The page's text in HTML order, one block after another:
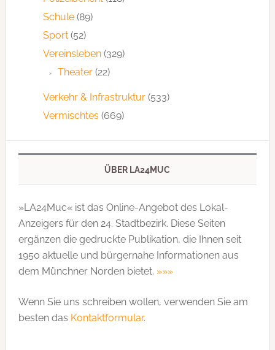
Schule(89)
Sport(52)
Vereinsleben(329)
Theater(22)
Verkehr & Infrastruktur(533)
Vermischtes (669)
ÜBER LA24MUC
»LA24Muc« ist das Online-Angebot des Lokal-
Anzeigers für den 24. Stadtbezirk. Diese Seiten
ergänzen die gedruckte Publi­kation, die Ihnen seit
1950 aktuelle und bürgernahe Informationen aus
dem Münchner Norden bietet. »»»
Wenn Sie uns schreiben wollen, verwenden Sie am
besten das Kontaktformular.